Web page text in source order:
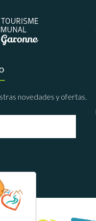
novedades y ofertas.